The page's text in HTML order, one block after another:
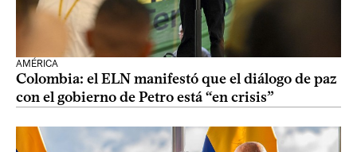
AMÉRICA
Colombia: el ELN manifestó que el diálogo de paz
con el gobierno de Petro está “en crisis”